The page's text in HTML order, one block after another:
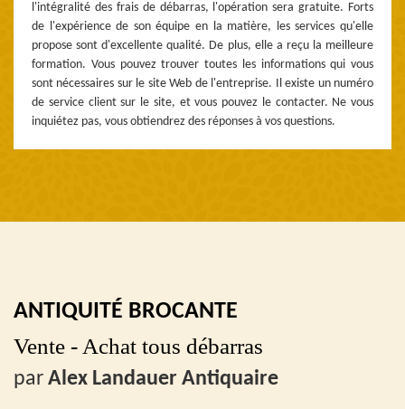
l'intégralité des frais de débarras, l'opération sera gratuite. Forts
de l'expérience de son équipe en la matière, les services qu'elle
propose sont d'excellente qualité. De plus, elle a reçu la meilleure
formation. Vous pouvez trouver toutes les informations qui vous
sont nécessaires sur le site Web de l'entreprise. Il existe un numéro
de service client sur le site, et vous pouvez le contacter. Ne vous
inquiétez pas, vous obtiendrez des réponses à vos questions.
ANTIQUITÉ BROCANTE
Vente - Achat tous débarras
par Alex Landauer Antiquaire